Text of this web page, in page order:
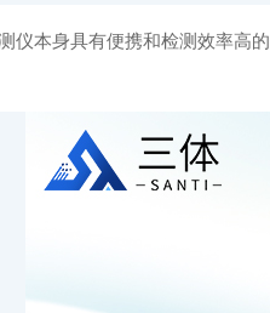
仪本身具有便携和检测效率高